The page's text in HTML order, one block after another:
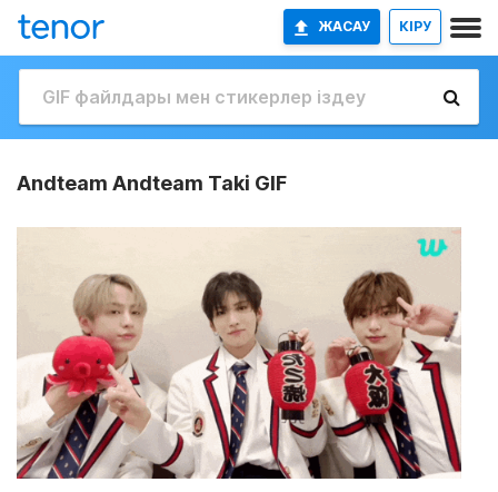
ЖАСАУ КІРУ
Andteam Andteam Taki GIF